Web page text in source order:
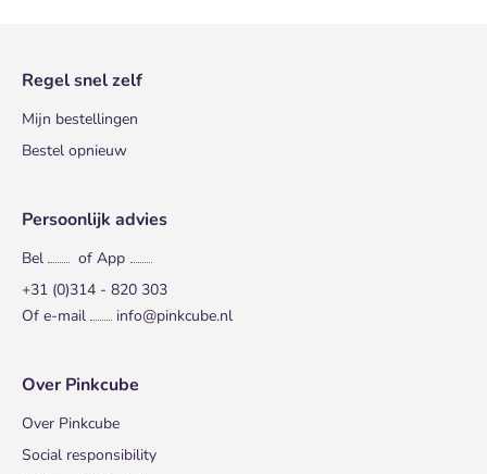
Regel snel zelf
Mijn bestellingen
Bestel opnieuw
Persoonlijk advies
Bel
of App
+31 (0)314 - 820 303
Of e-mail
info@pinkcube.nl
Over Pinkcube
Over Pinkcube
Social responsibility